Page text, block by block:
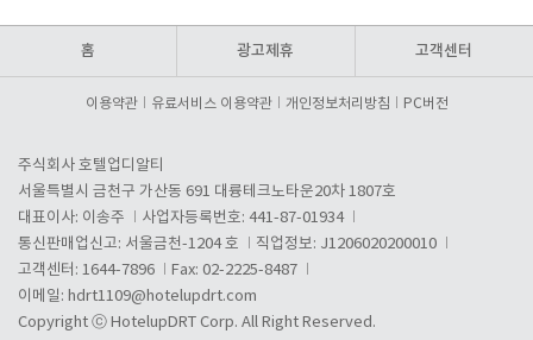
홈 광고제휴 고객센터
이용약관 유료서비스 이용약관 개인정보처리방침 PC버전
주식회사 호텔업디알티
서울특별시 금천구 가산동 691 대륭테크노타운20차 1807호
대표이사: 이송주
사업자등록번호: 441-87-01934
통신판매업신고: 서울금천-1204 호
직업정보: J1206020200010
고객센터: 1644-7896
Fax: 02-2225-8487
이메일: hdrt1109@hotelupdrt.com
Copyright ⓒ HotelupDRT Corp. All Right Reserved.